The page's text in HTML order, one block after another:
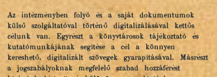
Az intézményben folyó és a saját dokumentumok
külső szolgáltatóval történő digitalizálásával kettős
célunk van. Egyrészt a könyvtárosok tájékoztató és
kutatómunkájának segítése a cél a könnyen
kereshető, digitalizált szövegek gyarapításával. Másrészt
a jogszabályoknak megfelelő szabad hozzáférést